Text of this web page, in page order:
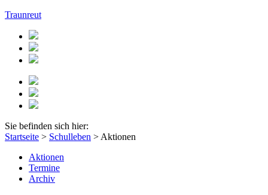
Traunreut
Sie befinden sich hier:
Startseite > Schulleben > Aktionen
Aktionen
Termine
Archiv